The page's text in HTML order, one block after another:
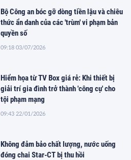
Bộ Công an bóc gỡ dòng tiền lậu và chiêu
thức ẩn danh của các 'trùm' vi phạm bản
quyền số
09:18 03/07/2026
Hiểm họa từ TV Box giá rẻ: Khi thiết bị
giải trí gia đình trở thành 'công cụ' cho
tội phạm mạng
09:43 22/01/2026
Không đảm bảo chất lượng, nước uống
đóng chai Star-CT bị thu hồi